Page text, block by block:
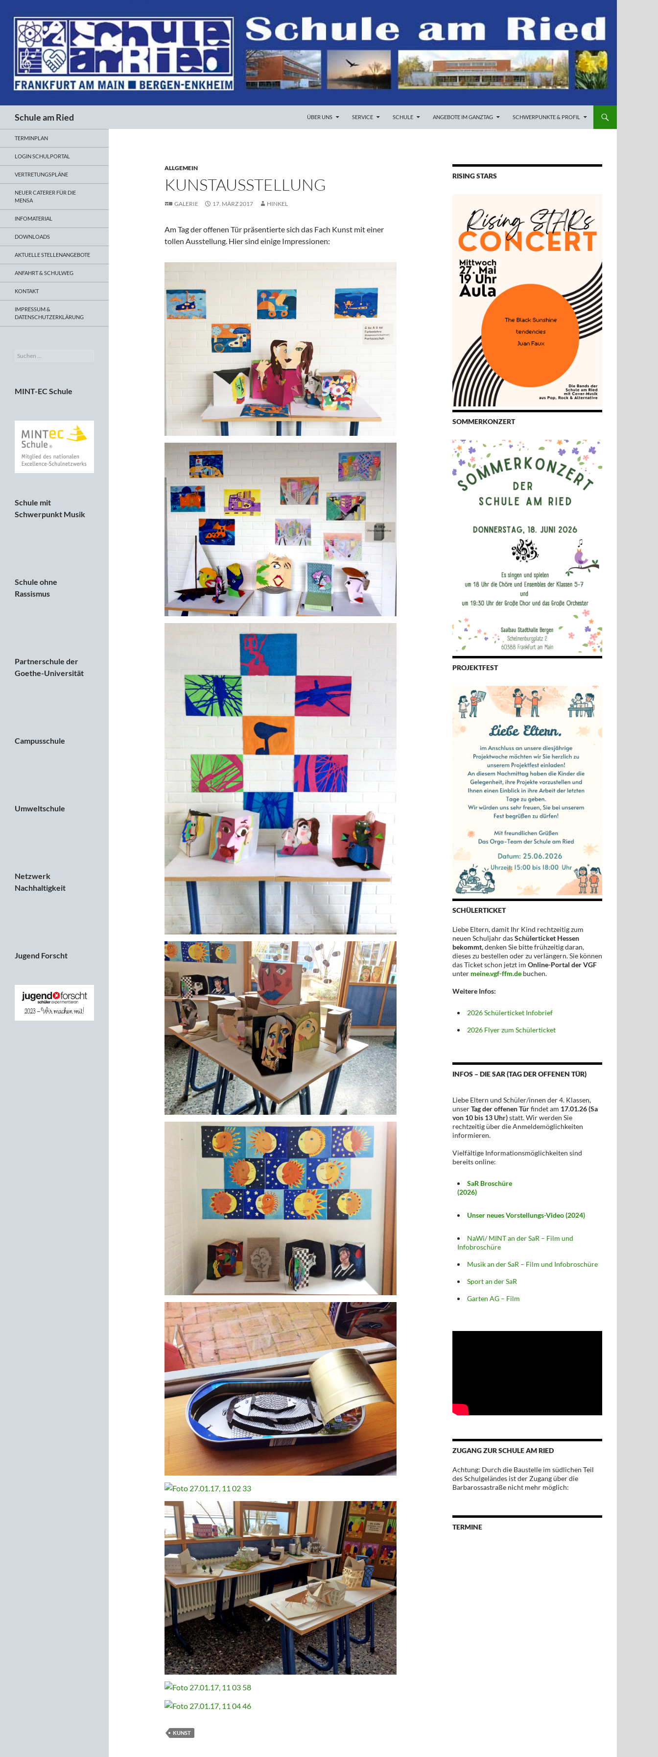
Schule am Ried
ÜBER UNS
SERVICE SCHULE ANGEBOTE IM GANZTAG SCHWERPUNKTE & PROFIL
ALLGEMEIN
KUNSTAUSSTELLUNG
GALERIE 17. MÄRZ 2017 HINKEL
Am Tag der offenen Tür präsentierte sich das Fach Kunst mit einer
tollen Ausstellung. Hier sind einige Impressionen:
KUNST
RISING STARS
SOMMERKONZERT
PROJEKTFEST
SCHÜLERTICKET
Liebe Eltern, damit Ihr Kind rechtzeitig zum
neuen Schuljahr dasSchülerticket Hessen
bekommt,denken Sie bitte frühzeitig daran,
dieses zu bestellen oder zu verlängern. Sie können
das Ticket schon jetzt im Online-Portal der VGF
unter meine.vgf-ffm.de buchen.
Weitere Infos:
2026 Schülerticket Infobrief
2026 Flyer zum Schülerticket
INFOS – DIE SAR (TAG DER OFFENEN TÜR)
Liebe Eltern und Schüler/innen der 4. Klassen,
unserTag der offenen Türfindet am 17.01.26 (Sa
von 10 bis 13 Uhr)statt. Wir werden Sie
rechtzeitig über die Anmeldemöglichkeiten
informieren.
Vielfältige Informationsmöglichkeiten sind
bereits online:
SaR Broschüre
(2026)
Unser neues Vorstellungs-Video (2024)
NaWi/ MINT an der SaR – Film und
Infobroschüre
Musik an der SaR – Film und Infobroschüre
Sport an der SaR
Garten AG – Film
ZUGANG ZUR SCHULE AM RIED
Achtung: Durch die Baustelle im südlichen Teil
des Schulgeländes ist der Zugang über die
Barbarossastraße nicht mehr möglich:
TERMINE
TERMINPLAN
LOGIN SCHULPORTAL
VERTRETUNGSPLÄNE
NEUER CATERER FÜR DIE
MENSA
INFOMATERIAL
DOWNLOADS
AKTUELLE STELLENANGEBOTE
ANFAHRT & SCHULWEG
KONTAKT
IMPRESSUM &
DATENSCHUTZERKLÄRUNG
Suchen
MINT-EC Schule
Schule mit
Schwerpunkt Musik
Schule ohne
Rassismus
Partnerschule der
Goethe-Universität
Campusschule
Umweltschule
Netzwerk
Nachhaltigkeit
Jugend Forscht